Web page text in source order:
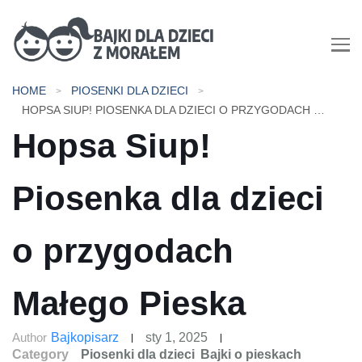
Bajki dla dzieci z morałem |
Bajki do czytania na dobranoc
HOME
PIOSENKI DLA DZIECI
Hopsa Siup!
Piosenka dla dzieci
o przygodach
Małego Pieska
Author Bajkopisarz
sty 1, 2025
Category
Piosenki dla dzieci Bajki o pieskach